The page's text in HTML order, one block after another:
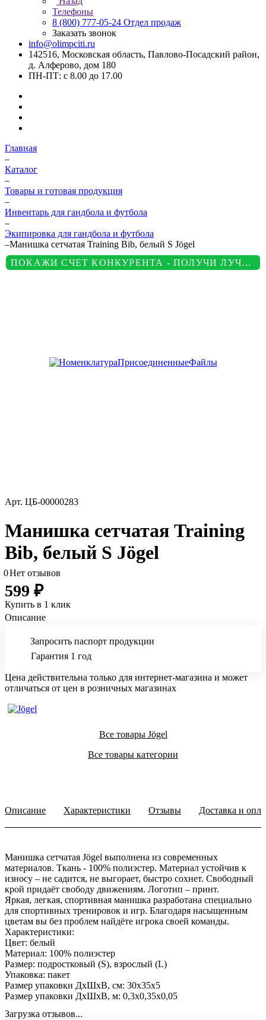
Телефоны
8 (800) 777-05-24 Отдел продаж
Заказать звонок
info@olimpciti.ru
142516, Московская область, Павлово-Посадский район,
д. Алферово, дом 180
ПН-ПТ: с 8.00 до 17.00
Главная
–
Каталог
–
Товары и готовая продукция
–
Инвентарь для гандбола и футбола
–
Экипировка для гандбола и футбола
–Манишка сетчатая Training Bib, белый S Jögel
ПОКАЖИ СЧЕТ КОНКУРЕНТА - ПОЛУЧИ ЛУЧШУЮ ЦЕНУ
Арт. ЦБ-00000283
Манишка сетчатая Training
Bib, белый S Jögel
0Нет отзывов
599 ₽
Купить в 1 клик
Описание
Запросить паспорт продукции
Гарантия 1 год
Цена действительна только для интернет-магазина и может
отличаться от цен в розничных магазинах
Все товары Jögel
Все товары категории
Описание Характеристики Отзывы Доставка и
Манишка сетчатая Jögel выполнена из современных
материалов. Ткань - 100% полиэстер. Материал устойчив к
износу – не садится, не выгорает, быстро сохнет. Свободный
крой придаёт свободу движениям. Логотип – принт.
Яркая, легкая, спортивная манишка разработана специально
для спортивных тренировок и игр. Благодаря насыщенным
цветам вы без проблем найдёте игрока своей команды.
Характеристики:
Цвет: белый
Материал: 100% полиэстер
Размер: подростковый (S), взрослый (L)
Упаковка: пакет
Размер упаковки ДхШхВ, см: 30х35х5
Размер упаковки ДхШхВ, м: 0,3х0,35х0,05
Загрузка отзывов...